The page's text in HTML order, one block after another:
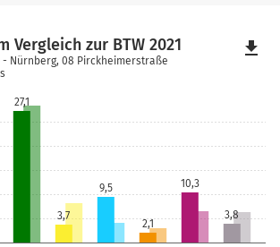
27,1
3,7
9,5
2,1
10,3
3,8
Vergleich zur BTW 2021
- Nürnberg, 08 Pirckheimerstraße
file_download